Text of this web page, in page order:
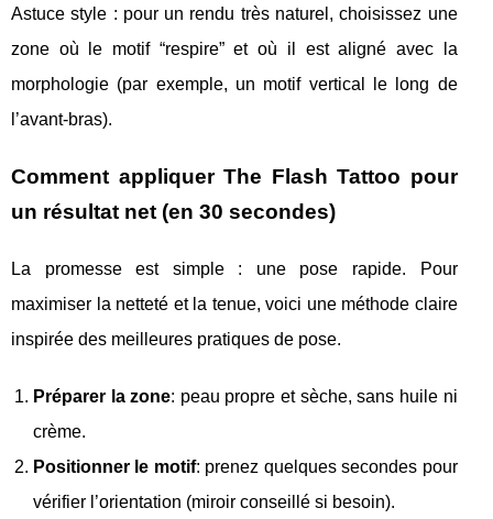
Astuce style : pour un rendu très naturel, choisissez une
zone où le motif “respire” et où il est aligné avec la
morphologie (par exemple, un motif vertical le long de
l’avant-bras).
Comment appliquer The Flash Tattoo pour
un résultat net (en 30 secondes)
La promesse est simple : une pose rapide. Pour
maximiser la netteté et la tenue, voici une méthode claire
inspirée des meilleures pratiques de pose.
Préparer la zone: peau propre et sèche, sans huile ni
crème.
Positionner le motif: prenez quelques secondes pour
vérifier l’orientation (miroir conseillé si besoin).